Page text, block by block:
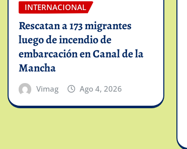
INTERNACIONAL
Rescatan a 173 migrantes
luego de incendio de
embarcación en Canal de la
Mancha
Vimag Ago 4, 2026